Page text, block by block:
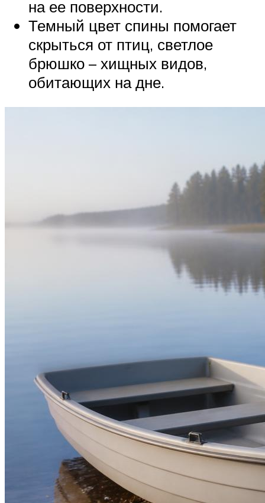
на ее поверхности.
Темный цвет спины помогает
скрыться от птиц, светлое
брюшко – хищных видов,
обитающих на дне.